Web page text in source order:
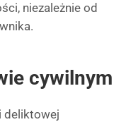
niezależnie od
cywilnym
deliktowej